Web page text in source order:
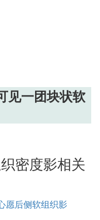
见一团块状软
密度影相关
愿后侧软组织影